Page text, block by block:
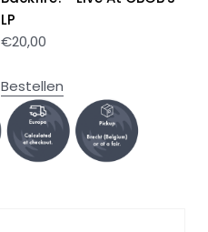
LP
€20,00
Bestellen